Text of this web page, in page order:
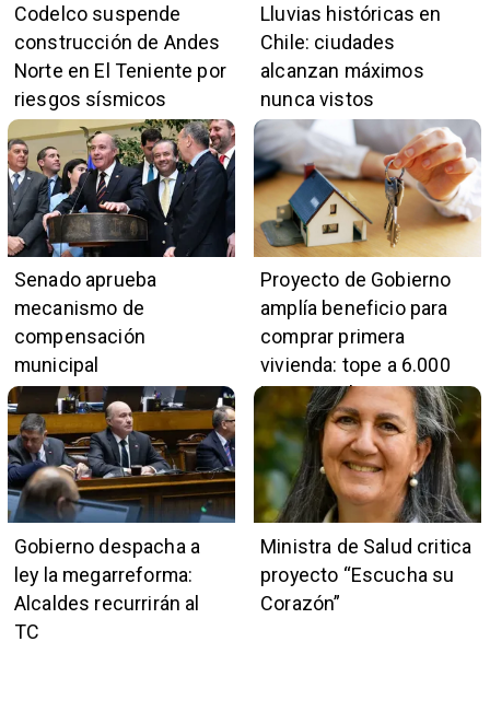
Codelco suspende
construcción de Andes
Norte en El Teniente por
riesgos sísmicos
Lluvias históricas en
Chile: ciudades
alcanzan máximos
nunca vistos
Senado aprueba
mecanismo de
compensación
municipal
Proyecto de Gobierno
amplía beneficio para
comprar primera
vivienda: tope a 6.000
UF y 30 mil cupos
Gobierno despacha a
ley la megarreforma:
Alcaldes recurrirán al
TC
Ministra de Salud critica
proyecto “Escucha su
Corazón”